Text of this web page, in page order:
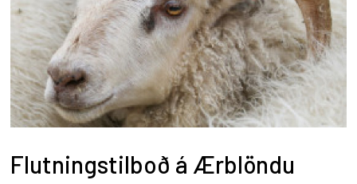
Flutningstilboð á Ærblöndu